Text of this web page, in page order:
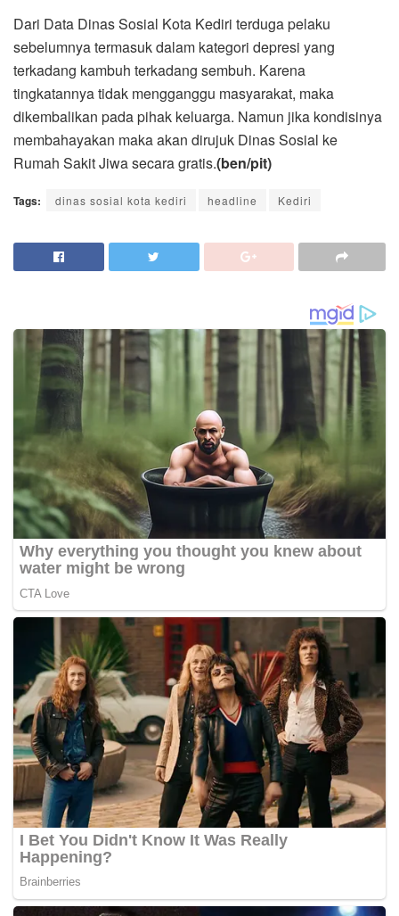
Dari Data Dinas Sosial Kota Kediri terduga pelaku
sebelumnya termasuk dalam kategori depresi yang
terkadang kambuh terkadang sembuh. Karena
tingkatannya tidak mengganggu masyarakat, maka
dikembalikan pada pihak keluarga. Namun jika kondisinya
membahayakan maka akan dirujuk Dinas Sosial ke
Rumah Sakit Jiwa secara gratis.(ben/pit)
Tags: dinas sosial kota kediri headline Kediri